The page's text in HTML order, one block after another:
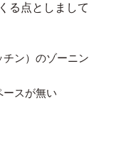
る点としまして
チン）のゾーニン
ースが無い